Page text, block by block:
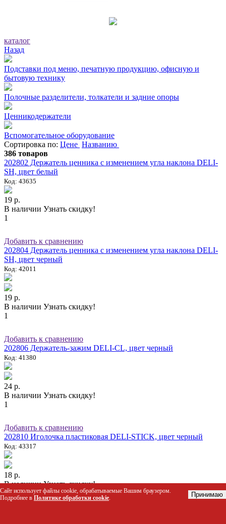
каталог
Назад
Подставки под меню, печатную продукцию, офисную и
бытовую технику
Полочные разделители, толкатели и задние опоры
Ценникодержатели
Вспомогательное оборудование
Сортировка по: Цене Названию
386 товаров
202802 Держатель ценника с изменением угла наклона DELI-
SH, цвет белый
Код: 43635
19 р.
В наличии Узнать скидку!
1
Добавить к сравнению
202804 Держатель ценника с изменением угла наклона DELI-
SH, цвет черный
Код: 42011
19 р.
В наличии Узнать скидку!
1
Добавить к сравнению
202806 Держатель-зажим DELI-CL, цвет черный
Код: 41380
24 р.
В наличии Узнать скидку!
1
Добавить к сравнению
202810 Иголочка пластиковая DELI-STICK, цвет черный
Код: 43317
18 р.
В наличии Узнать скидку!
1
Сайт использует файлы cookie, обрабатываемые Вашим браузером.
Подробнее в Политике обработки cookie. Принимаю